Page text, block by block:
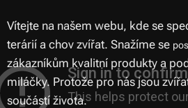
Vítejte na našem webu, kde se
terárií a chov zvířat. Snažíme se
zákazníkům kvalitní produkty a
miláčky. Protože pro nás jsou
součástí života.